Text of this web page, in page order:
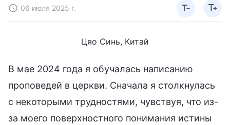
06 июля 2025 г.
Цяо Синь, Китай
В мае 2024 года я обучалась написанию
проповедей в церкви. Сначала я столкнулась
с некоторыми трудностями, чувствуя, что из-
за моего поверхностного понимания истины